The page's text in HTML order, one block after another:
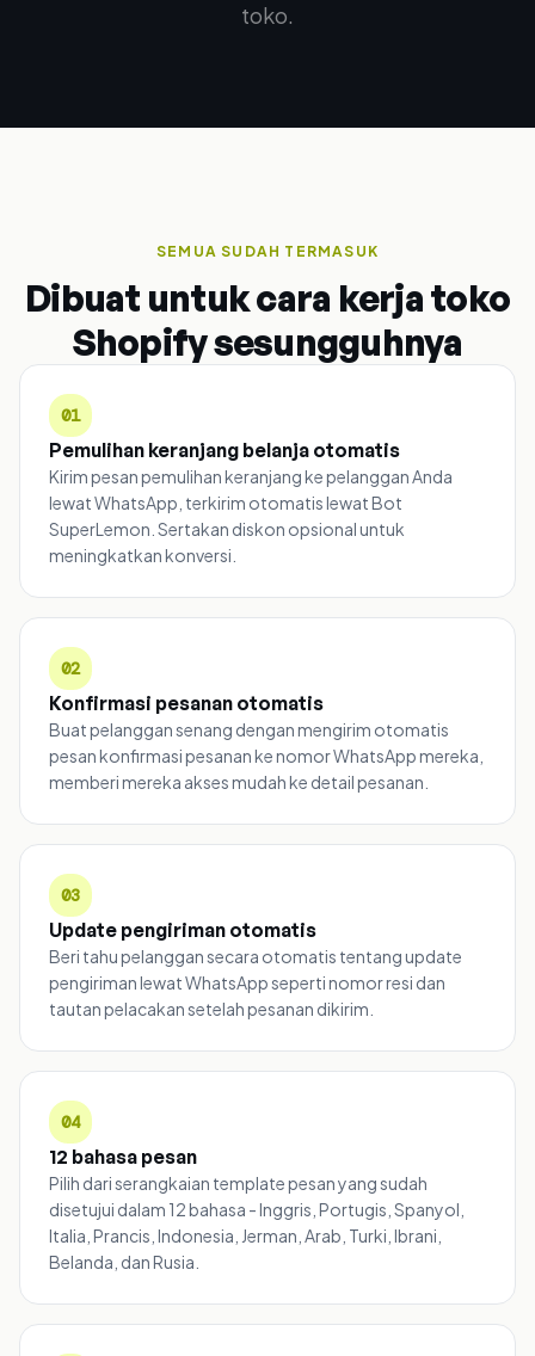
toko.
SEMUA SUDAH TERMASUK
Dibuat untuk cara kerja toko
Shopify sesungguhnya
01
Pemulihan keranjang belanja otomatis
Kirim pesan pemulihan keranjang ke pelanggan Anda
lewat WhatsApp, terkirim otomatis lewat Bot
SuperLemon. Sertakan diskon opsional untuk
meningkatkan konversi.
02
Konfirmasi pesanan otomatis
Buat pelanggan senang dengan mengirim otomatis
pesan konfirmasi pesanan ke nomor WhatsApp mereka,
memberi mereka akses mudah ke detail pesanan.
03
Update pengiriman otomatis
Beri tahu pelanggan secara otomatis tentang update
pengiriman lewat WhatsApp seperti nomor resi dan
tautan pelacakan setelah pesanan dikirim.
04
12 bahasa pesan
Pilih dari serangkaian template pesan yang sudah
disetujui dalam 12 bahasa - Inggris, Portugis, Spanyol,
Italia, Prancis, Indonesia, Jerman, Arab, Turki, Ibrani,
Belanda, dan Rusia.